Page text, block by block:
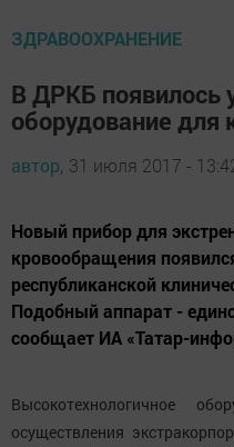
ЗДРАВООХРАНЕНИЕ
В ДРКБ появилось
оборудование для
автор, 31 июля 2017 -
Новый прибор для
кровообращения
республиканской
Подобный аппарат -
сообщает ИА «Татар-
Высокотехнологичное
осуществления